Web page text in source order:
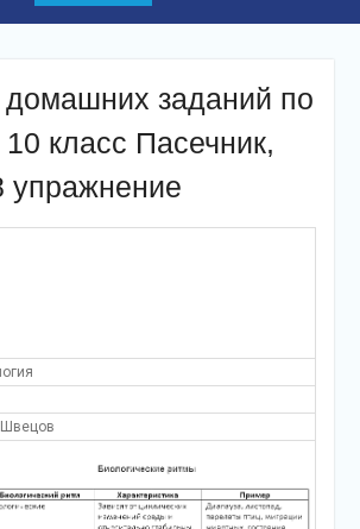
заданий по
класс Пасечник,
упражнение